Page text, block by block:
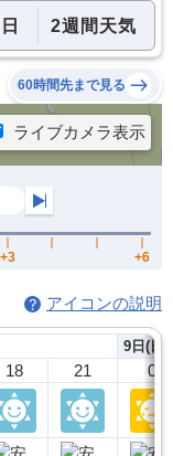
2週間天気
60時間先まで見る
アイコンの説明
18 21
9日(日)
0